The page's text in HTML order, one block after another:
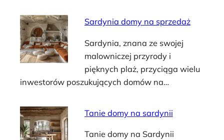
Sardynia domy na sprzedaż
Sardynia, znana ze swojej
malowniczej przyrody i
pięknych plaż, przyciąga wielu
inwestorów poszukujących domów na…
Tanie domy na sardynii
Tanie domy na Sardynii